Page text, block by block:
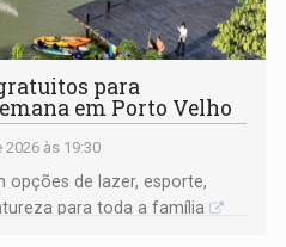
para
em Porto Velho
às 19:30
opções de lazer, esporte,
para toda a família